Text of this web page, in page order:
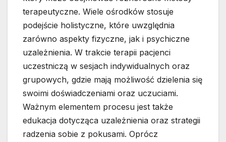
terapeutyczne. Wiele ośrodków stosuje
podejście holistyczne, które uwzględnia
zarówno aspekty fizyczne, jak i psychiczne
uzależnienia. W trakcie terapii pacjenci
uczestniczą w sesjach indywidualnych oraz
grupowych, gdzie mają możliwość dzielenia się
swoimi doświadczeniami oraz uczuciami.
Ważnym elementem procesu jest także
edukacja dotycząca uzależnienia oraz strategii
radzenia sobie z pokusami. Oprócz